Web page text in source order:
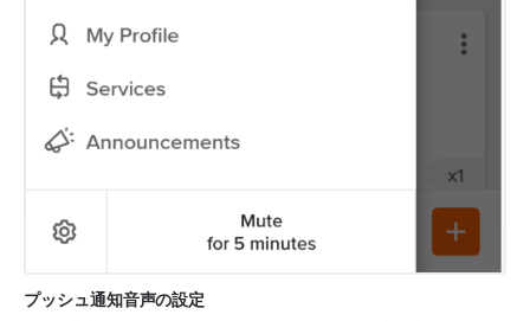
プッシュ通知音声の設定